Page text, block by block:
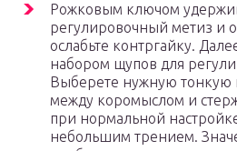
Рожковым ключом
регулировочный метиз и
ослабьте контргайку.
набором щупов для
Выберете нужную тонкую
между коромыслом и
при нормальной
небольшим трением.